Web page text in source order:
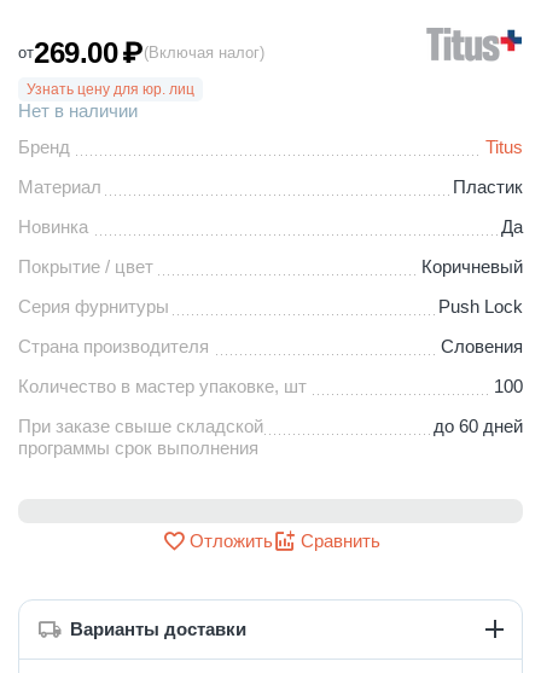
от269.00₽(Включая налог)
Узнать цену для юр. лиц
Нет в наличии
Бренд
Titus
Материал
Пластик
Новинка
Да
Покрытие / цвет
Коричневый
Серия фурнитуры
Push Lock
Страна производителя
Словения
Количество в мастер упаковке, шт
100
При заказе свыше складской
программы срок выполнения
до 60 дней
Отложить Сравнить
Варианты доставки